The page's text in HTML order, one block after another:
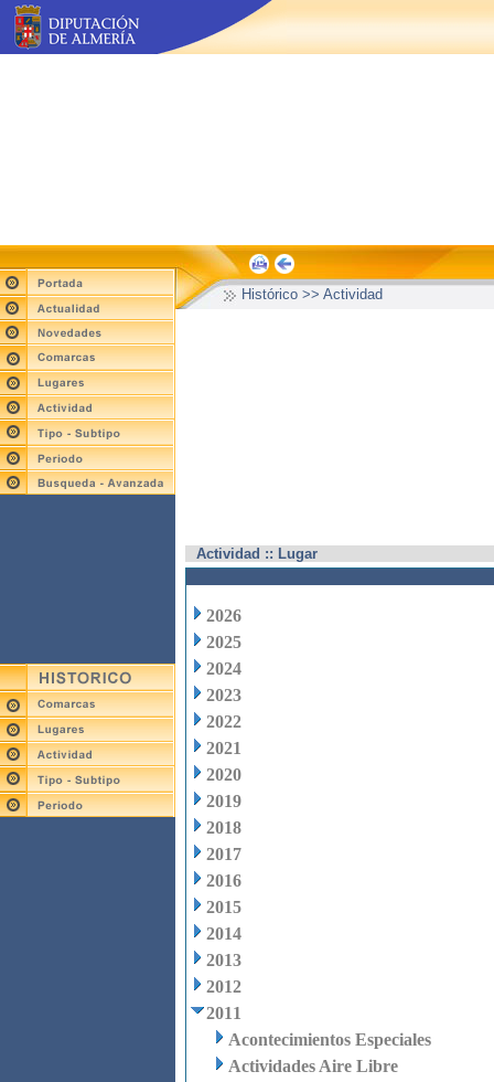
Histórico >> Actividad
Actividad :: Lugar
2026
2025
2024
2023
2022
2021
2020
2019
2018
2017
2016
2015
2014
2013
2012
2011
Acontecimientos Especiales
Actividades Aire Libre